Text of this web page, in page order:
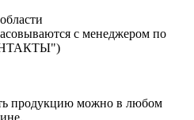
с менеджером по
продукцию можно в любом